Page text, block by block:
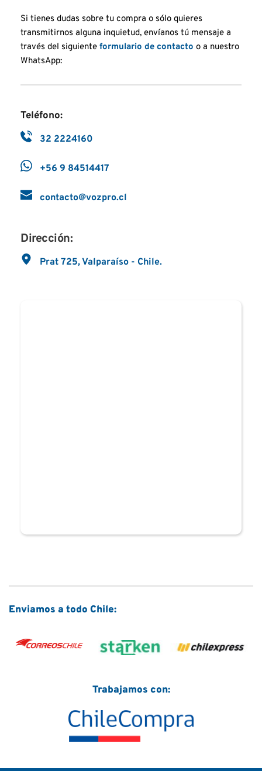
Si tienes dudas sobre tu compra o sólo quieres
transmitirnos alguna inquietud, envíanos tú mensaje a
través del siguiente formulario de contacto o a nuestro
WhatsApp:
Teléfono:
32 2224160
+56 9 84514417
contacto@vozpro.cl
Dirección:
Prat 725, Valparaíso - Chile.
Enviamos a todo Chile:
Trabajamos con: